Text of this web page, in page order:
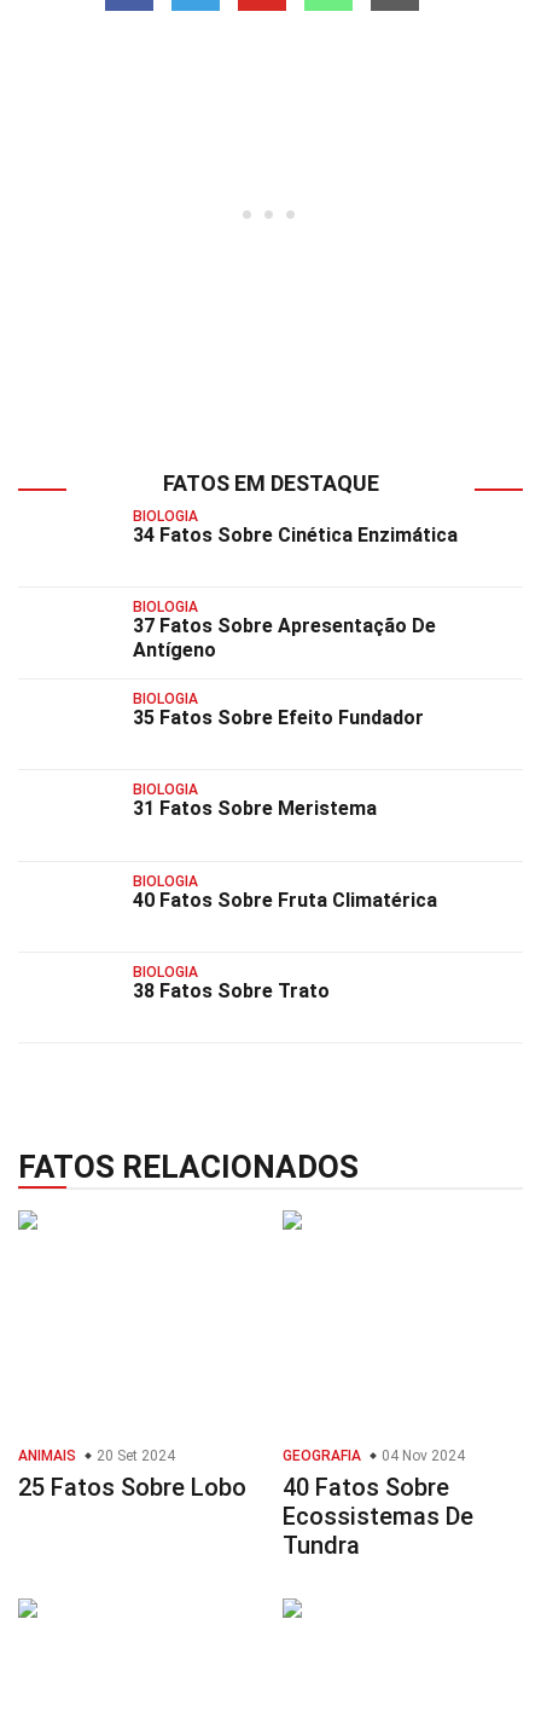
FATOS EM DESTAQUE
BIOLOGIA
34 Fatos Sobre Cinética Enzimática
BIOLOGIA
37 Fatos Sobre Apresentação De
Antígeno
BIOLOGIA
35 Fatos Sobre Efeito Fundador
BIOLOGIA
31 Fatos Sobre Meristema
BIOLOGIA
40 Fatos Sobre Fruta Climatérica
BIOLOGIA
38 Fatos Sobre Trato
FATOS RELACIONADOS
ANIMAIS 20 Set 2024
25 Fatos Sobre Lobo
GEOGRAFIA 04 Nov 2024
40 Fatos Sobre
Ecossistemas De
Tundra